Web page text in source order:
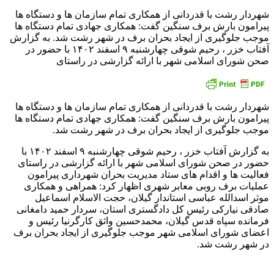
شهردار رشت با قدردانی از همکاری تمام سازمان ها و دستگاه ها
پیرامون بارش برف سنگین گفت: همکاری جهادی تمام دستگاه ها
موجب جلوگیری از ایجاد بحران برف در شهر رشت شد. به گزارش
آفتاب خزر ، رحیم شوقی چهارشنبه ۹ اسفند ۱۴۰۲ با حضور در
صحن شورای اسلامی شهر با ارائه گزارشی در راستای
شهردار رشت با قدردانی از همکاری تمام سازمان ها و دستگاه ها
پیرامون بارش برف سنگین گفت: همکاری جهادی تمام دستگاه ها
موجب جلوگیری از ایجاد بحران برف در شهر رشت شد.
به گزارش آفتاب خزر ، رحیم شوقی چهارشنبه ۹ اسفند ۱۴۰۲ با
حضور در صحن شورای اسلامی شهر با ارائه گزارشی در راستای
فعالیت ها و اقدام های ستاد مدیریت بحران شهرداری پیرامون
عملیات برف روبی معابر شهری اظهار کرد: همراهی و همکاری
موثر اسدالله عباسی استاندار گیلان، حجت الاسلام اسماعیل
صادقی نیارکی رئیس کل دادگستری استان، سردار حمید دامغانی
فرمانده سپاه قدس گیلان، محمدحسین واثق کارگرنیا رئیس و
اعضای شورای اسلامی شهر موجب جلوگیری از ایجاد بحران برف
در شهر رشت شد.